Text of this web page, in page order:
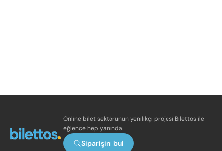
Online bilet sektörünün yenilikçi projesi Bilettos ile
eğlence hep yanında.
Siparişini bul